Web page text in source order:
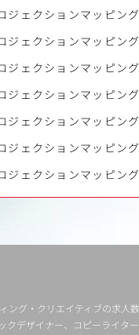
ジェクションマッピン
ェクションマッピン
ジェクションマッピン
ェクションマッピン
ェクションマッピン
ジェクションマッピン
ェクションマッピン
ング・クリエイティブの求人
デザイナー、コピーライタ